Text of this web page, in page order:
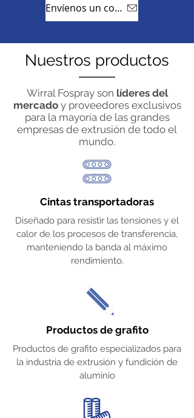
Envíenos un correo electrónico
Nuestros productos
Wirral Fospray son líderes del
mercadoy proveedores exclusivos
para la mayoría de las grandes
empresas de extrusión de todo el
mundo.
Cintas transportadoras
Diseñado para resistir las tensiones y el
calor de los procesos de transferencia,
manteniendo la banda al máximo
rendimiento.
Productos de grafito
Productos de grafito especializados para
la industria de extrusión y fundición de
aluminio